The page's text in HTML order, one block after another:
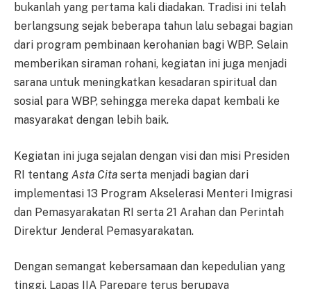
bukanlah yang pertama kali diadakan. Tradisi ini telah
berlangsung sejak beberapa tahun lalu sebagai bagian
dari program pembinaan kerohanian bagi WBP. Selain
memberikan siraman rohani, kegiatan ini juga menjadi
sarana untuk meningkatkan kesadaran spiritual dan
sosial para WBP, sehingga mereka dapat kembali ke
masyarakat dengan lebih baik.
Kegiatan ini juga sejalan dengan visi dan misi Presiden
RI tentang Asta Cita serta menjadi bagian dari
implementasi 13 Program Akselerasi Menteri Imigrasi
dan Pemasyarakatan RI serta 21 Arahan dan Perintah
Direktur Jenderal Pemasyarakatan.
Dengan semangat kebersamaan dan kepedulian yang
tinggi, Lapas IIA Parepare terus berupaya